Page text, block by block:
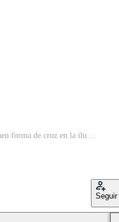
las etiquetas de rodillo y batidor tienen forma de cruz en la ilustración vintage de garabatos. Pro Vector y Pro SVG
Seguir